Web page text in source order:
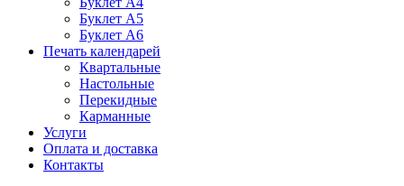
Буклет А5
Буклет А6
Печать календарей
Квартальные
Настольные
Перекидные
Карманные
Услуги
Оплата и доставка
Контакты